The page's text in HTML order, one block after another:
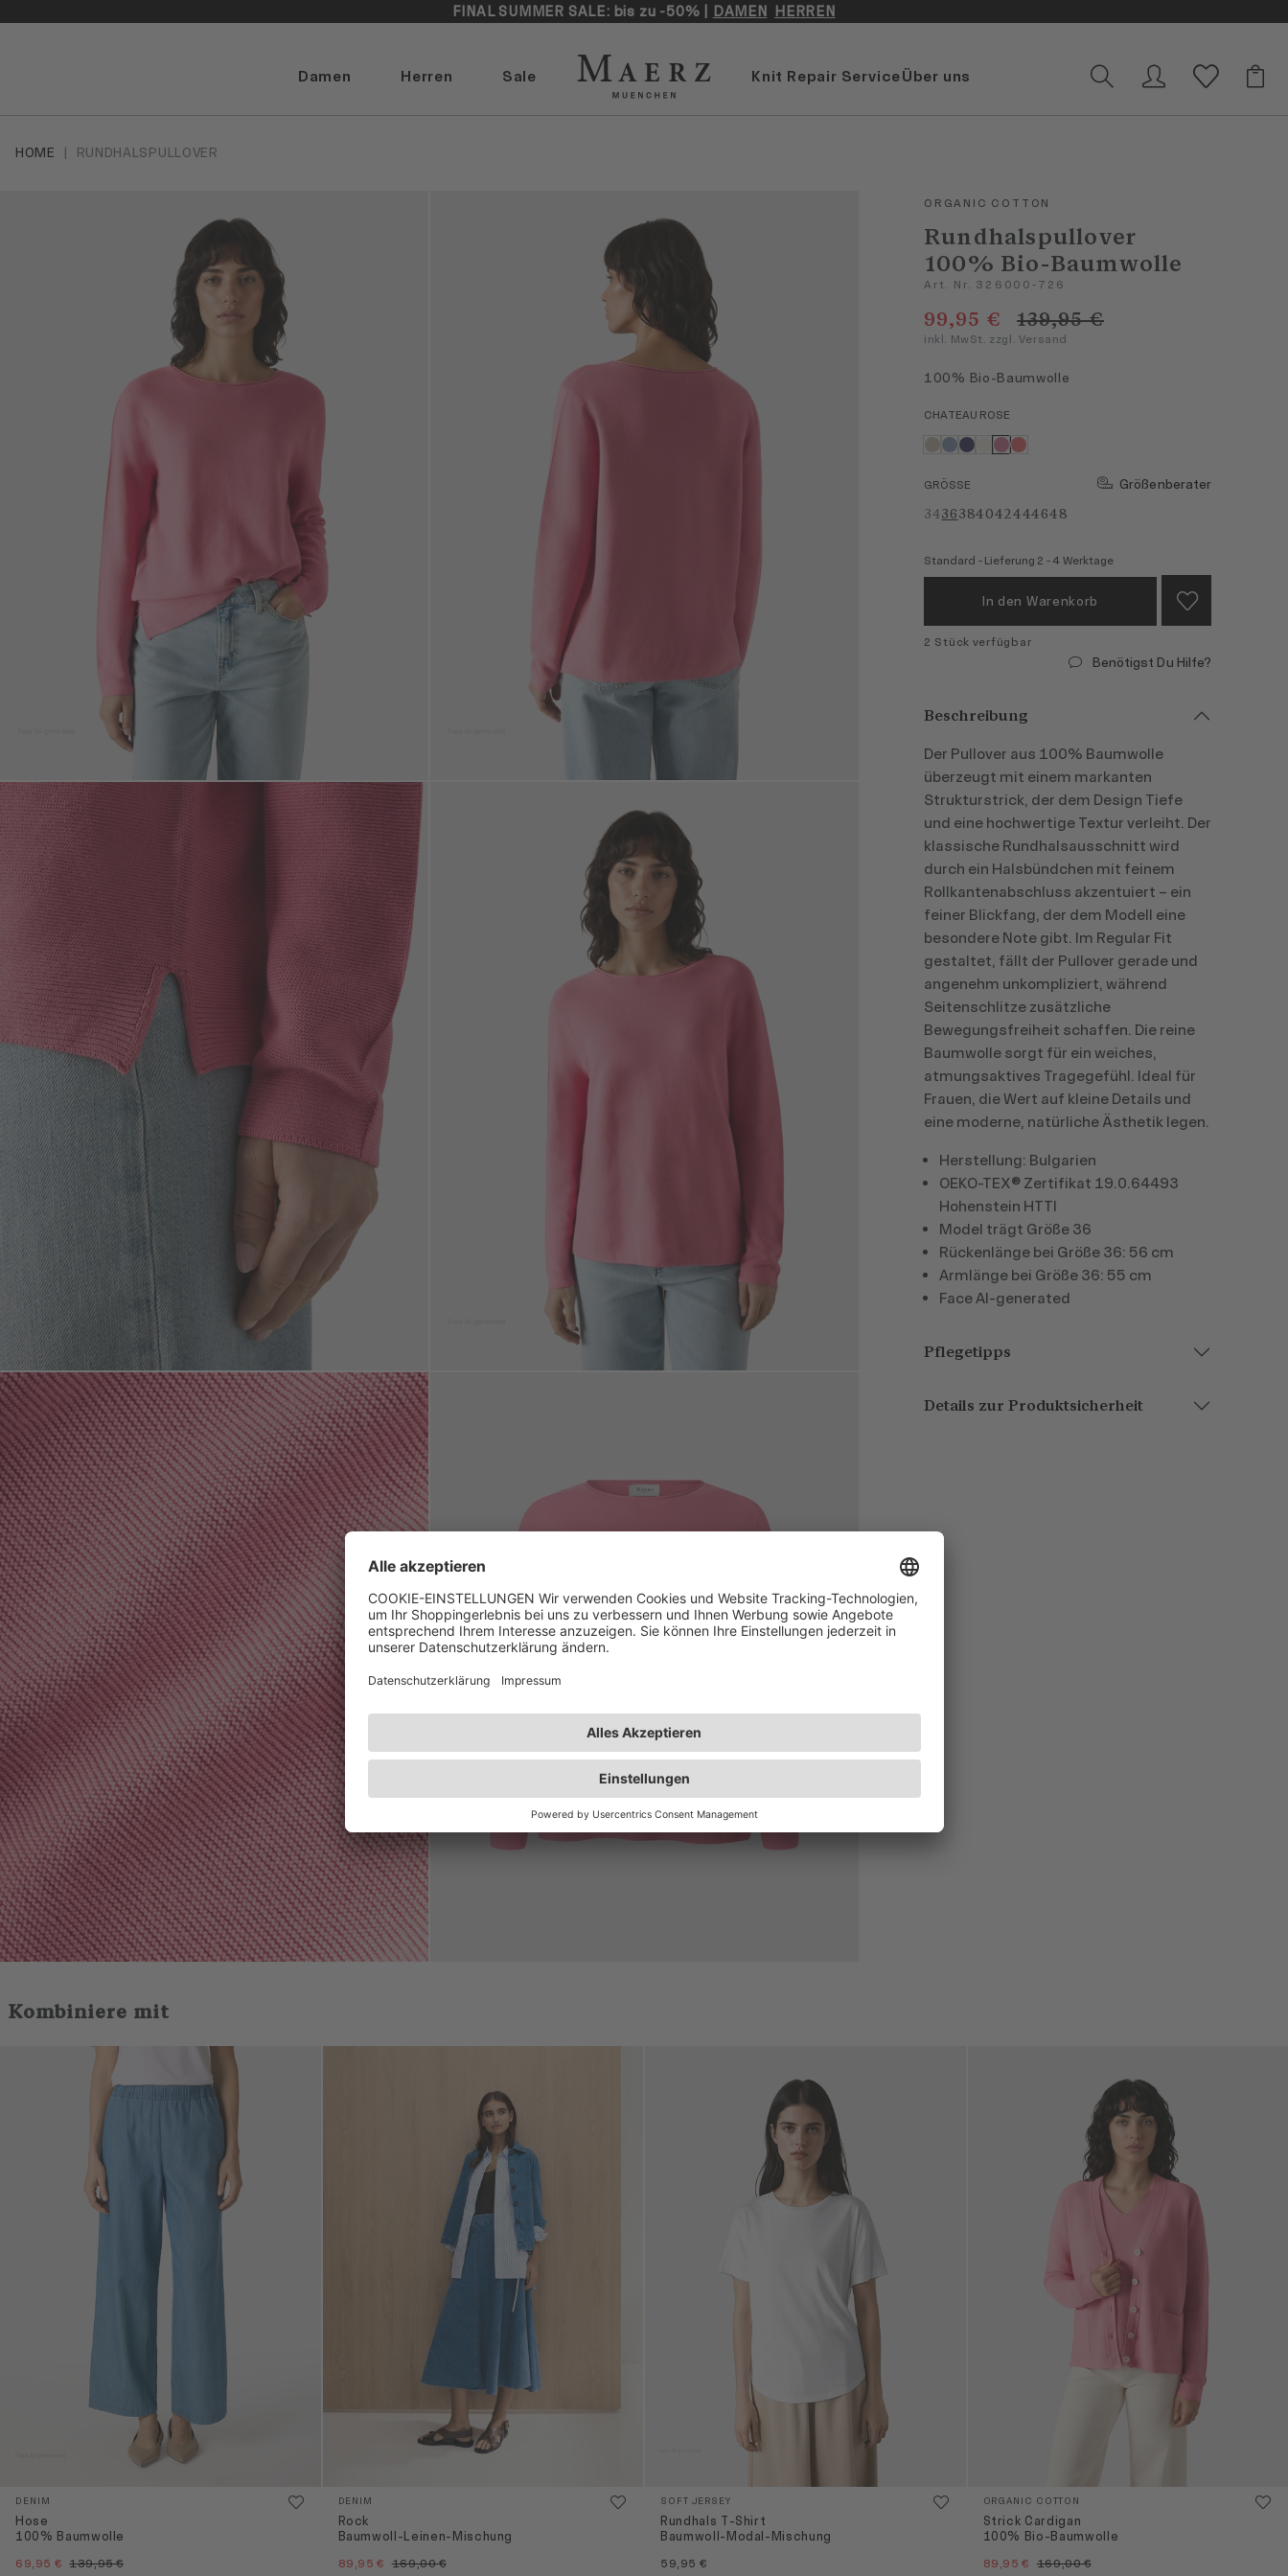
FINAL SUMMER SALE: bis zu -50% | DAMEN HERREN
Damen Herren Sale Knit Repair ServiceÜber uns
HOME RUNDHALSPULLOVER
Artikelbilder überspringen
ORGANIC COTTON
Rundhalspullover
100% Bio-Baumwolle
Art. Nr. 326000-726
99,95 € 139,95 €
inkl. MwSt. zzgl. Versand
100% Bio-Baumwolle
CHATEAU ROSE
GRÖSSE
Größenberater
3436384042444648
Standard - Lieferung 2 - 4 Werktage
In den Warenkorb
2 Stück verfügbar
Benötigst Du Hilfe?
Beschreibung
Der Pullover aus 100% Baumwolle
überzeugt mit einem markanten
Strukturstrick, der dem Design Tiefe
und eine hochwertige Textur verleiht. Der
klassische Rundhalsausschnitt wird
durch ein Halsbündchen mit feinem
Rollkantenabschluss akzentuiert – ein
feiner Blickfang, der dem Modell eine
besondere Note gibt. Im Regular Fit
gestaltet, fällt der Pullover gerade und
angenehm unkompliziert, während
Seitenschlitze zusätzliche
Bewegungsfreiheit schaffen. Die reine
Baumwolle sorgt für ein weiches,
atmungsaktives Tragegefühl. Ideal für
Frauen, die Wert auf kleine Details und
eine moderne, natürliche Ästhetik legen.
Herstellung: Bulgarien
OEKO-TEX® Zertifikat 19.0.64493
Hohenstein HTTI
Model trägt Größe 36
Rückenlänge bei Größe 36: 56 cm
Armlänge bei Größe 36: 55 cm
Face AI-generated
Pflegetipps
Details zur Produktsicherheit
Kombiniere mit
DENIM
Hose
100% Baumwolle
69,95 € 139,95 €
DENIM
Rock
Baumwoll-Leinen-Mischung
89,95 € 169,00 €
SOFT JERSEY
Rundhals T-Shirt
Baumwoll-Modal-Mischung
59,95 €
ORGANIC COTTON
Strick Cardigan
100% Bio-Baumwolle
89,95 € 169,00 €